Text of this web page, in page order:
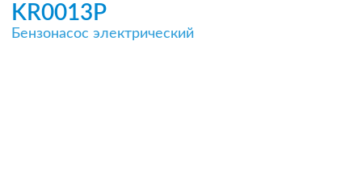
KR0013P
Бензонасос электрический